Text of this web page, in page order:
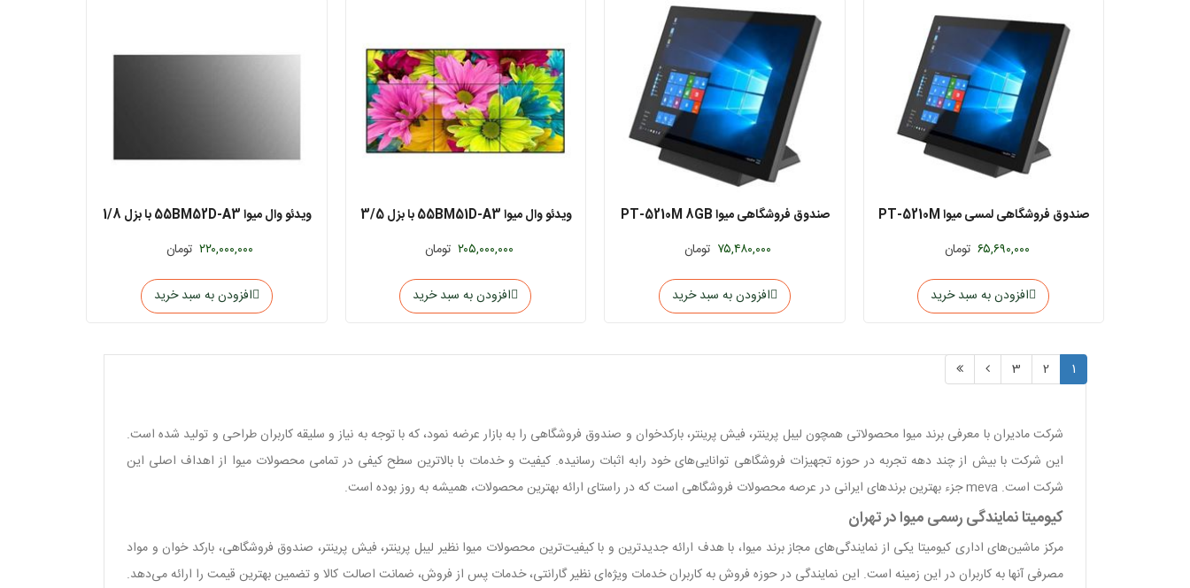
صندوق فروشگاهی لمسی میوا PT-5210M
4GB
۶۵,۶۹۰,۰۰۰ تومان
افزودن به سبد خرید
صندوق فروشگاهی میوا PT-5210M 8GB
۷۵,۴۸۰,۰۰۰ تومان
افزودن به سبد خرید
ویدئو وال میوا 55BM51D-A3 با بزل 3/5
میلی‌متر
۲۰۵,۰۰۰,۰۰۰ تومان
افزودن به سبد خرید
ویدئو وال میوا 55BM52D-A3 با بزل 1/8
میلی‌متر
۲۲۰,۰۰۰,۰۰۰ تومان
افزودن به سبد خرید
1
2
3
شرکت مادیران با معرفی برند میوا محصولاتی همچون لیبل پرینتر، فیش پرینتر، بارکدخوان و صندوق فروشگاهی را به بازار عرضه نمود، که با توجه به نیاز و سلیقه کاربران طراحی و تولید شده است.
این شرکت با بیش از چند دهه تجربه در حوزه تجهیزات فروشگاهی توانایی‌های خود رابه اثبات رسانیده. کیفیت و خدمات با بالا‌ترین سطح کیفی در تمامی محصولات میوا از اهداف اصلی این
شرکت است. meva جزء بهترین برند‌های ایرانی در عرصه محصولات فروشگاهی است که در راستای ارائه بهترین محصولات، همیشه به روز بوده است.
کیومیتا نمایندگی رسمی میوا در تهران
مرکز ماشین‌های اداری کیومیتا یکی از نمایندگی‌های مجاز برند میوا، با هدف ارائه جدید‌ترین و با کیفیت‌ترین محصولات میوا نظیر لیبل پرینتر، فیش پرینتر، صندوق فروشگاهی، بارکد خوان و مواد
مصرفی آنها به کاربران در این زمینه است. این نمایندگی در حوزه فروش به کاربران خدمات ویژه‌ای نظیر گارانتی، خدمات پس از فروش، ضمانت اصالت کالا و تضمین بهترین قیمت را ارائه می‌دهد.